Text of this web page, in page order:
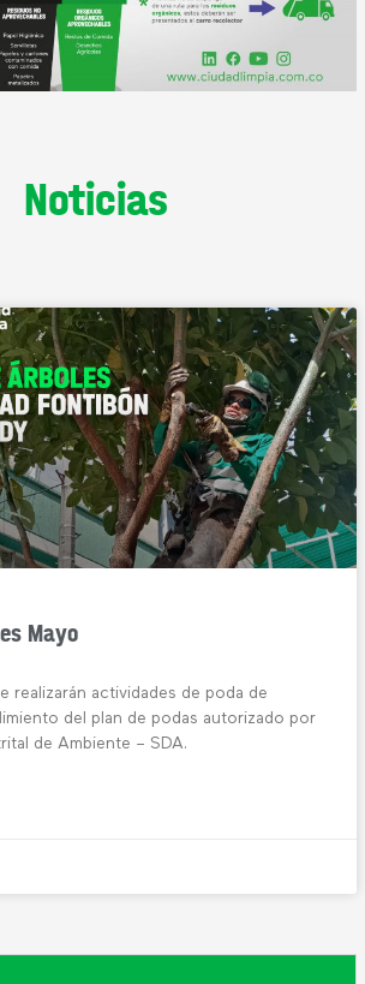
Noticias
Mayo
realizarán actividades de poda de
del plan de podas autorizado por
de Ambiente – SDA.